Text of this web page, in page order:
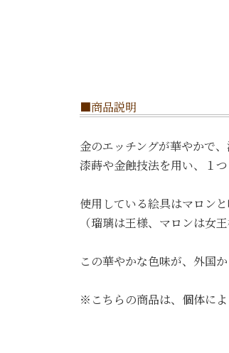
■商品説明
金のエッチングが華やかで
漆蒔や金蝕技法を用い、１
使用している絵具はマロン
（瑠璃は王様、マロンは女
この華やかな色味が、外国
※こちらの商品は、個体によ